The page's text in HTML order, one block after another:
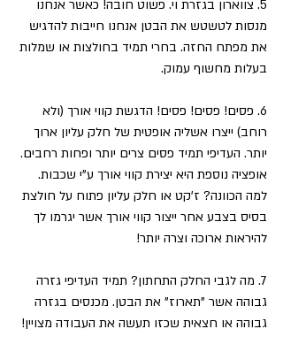
5. צווארון בגזרת וי. פשוט חובה! כאשר אנחנו
מנסות לטשטש את הבטן אנחנו חייבות להדגיש
את מפתח החזה. בחרי תמיד בחולצות או שמלות
בעלות מחשוף עמוק.
6. פסים! פסים! פסים! הדגשת קווי אורך (ולא
רוחב) ייצרו אשליה אופטית של חלק עליון ארוך
יותר. העדיפי תמיד פסים צרים יותר ופחות רחבים.
אופציה נוספת היא יצירת קווי אורך ע"י שכבות.
למה הכוונה? ז'קט או חלק עליון פתוח על חולצת
בסיס בצבע אחר ייצור קווי אורך אשר יגרמו לך
להיראות ארוכה וצרה יותר!
7. מה לגבי החלק התחתון? תמיד העדיפי גזרה
גבוהה אשר "תארוז" את הבטן. מכנסים בגזרה
גבוהה או חצאית שכזו תעשה את העבודה מצויין!